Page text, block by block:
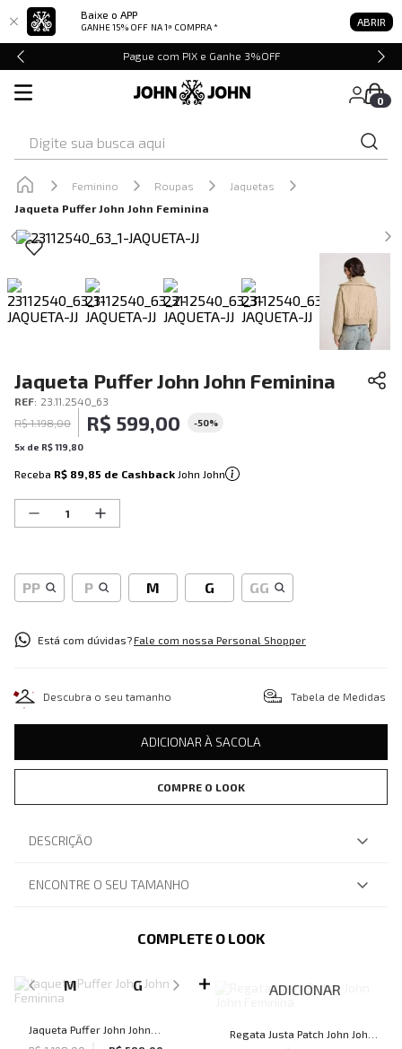
Baixe o APP
GANHE 15% OFF NA 1ª COMPRA * ABRIR
Pague com PIX e Ganhe 3%OFF
0
Feminino Roupas
Jaquetas
Jaqueta Puffer John John Feminina
Jaqueta Puffer John John Feminina
REF: 23.11.2540_63
R$ 1.198,00 R$ 599,00 -50%
5x de R$119 80
Receba R$ 89,85 de Cashback John John
PP P M G GG
Está com dúvidas?Fale com nossa Personal Shopper
Descubra o seu tamanho Tabela de Medidas
ADICIONAR À SACOLA
COMPRE O LOOK
DESCRIÇÃO
ENCONTRE O SEU TAMANHO
COMPLETE O LOOK
M G
Jaqueta Puffer John John
ADICIONAR
Regata Justa Patch John John